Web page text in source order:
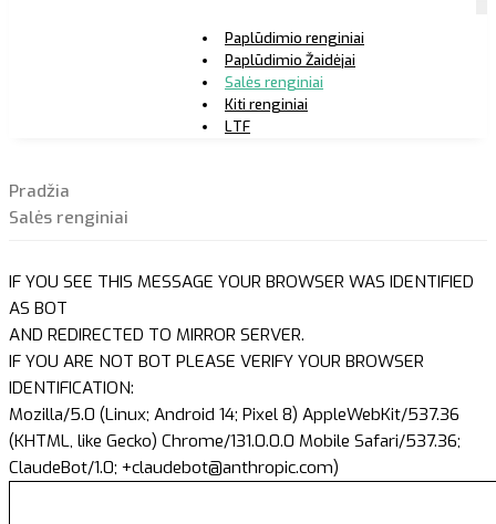
Paplūdimio renginiai
Paplūdimio Žaidėjai
Salės renginiai
Kiti renginiai
LTF
Pradžia
Salės renginiai
IF YOU SEE THIS MESSAGE YOUR BROWSER WAS IDENTIFIED
AS BOT
AND REDIRECTED TO MIRROR SERVER.
IF YOU ARE NOT BOT PLEASE VERIFY YOUR BROWSER
IDENTIFICATION:
Mozilla/5.0 (Linux; Android 14; Pixel 8) AppleWebKit/537.36
(KHTML, like Gecko) Chrome/131.0.0.0 Mobile Safari/537.36;
ClaudeBot/1.0; +claudebot@anthropic.com)